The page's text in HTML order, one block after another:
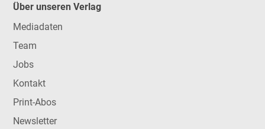
Über unseren Verlag
Mediadaten
Team
Jobs
Kontakt
Print-Abos
Newsletter